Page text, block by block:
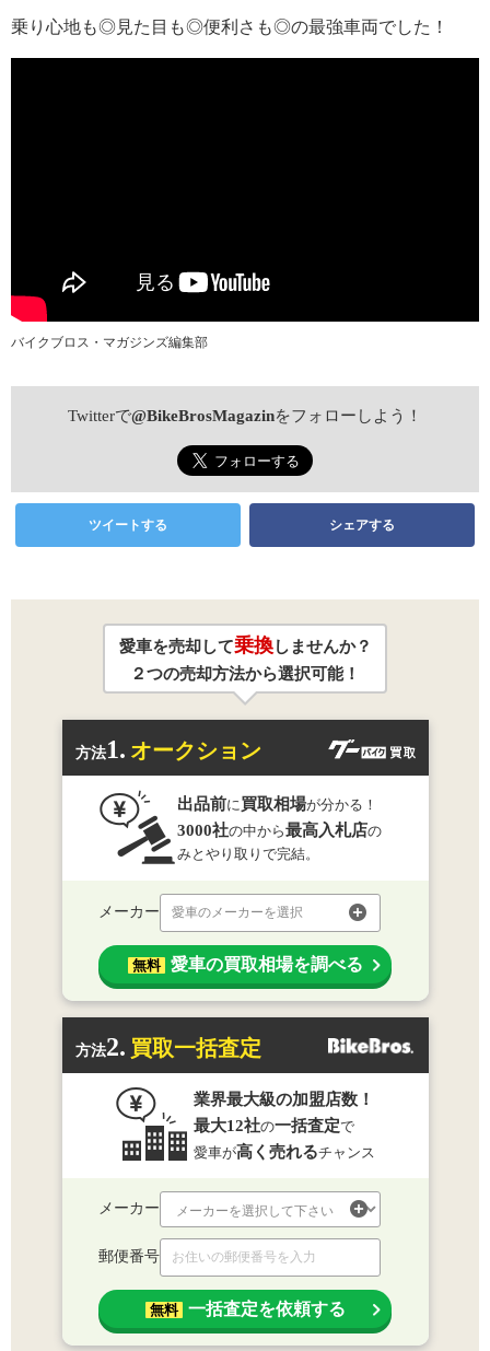
乗り心地も◎見た目も◎便利さも◎の最強車両でした！
バイクブロス・マガジンズ編集部
Twitterで@BikeBrosMagazinをフォローしよう！
ツイートする シェアする
愛車を売却して乗換しませんか？
２つの売却方法から選択可能！
方法1. オークション
出品前に 買取相場が分かる！
3000社の中から最高入札店の
みとやり取りで完結。
メーカー 愛車のメーカーを選択
無料 愛車の買取相場を調べる
方法2. 買取一括査定
業界最大級の加盟店数！
最大12社の一括査定で
愛車が高く売れるチャンス
メーカー
郵便番号
無料 一括査定を依頼する